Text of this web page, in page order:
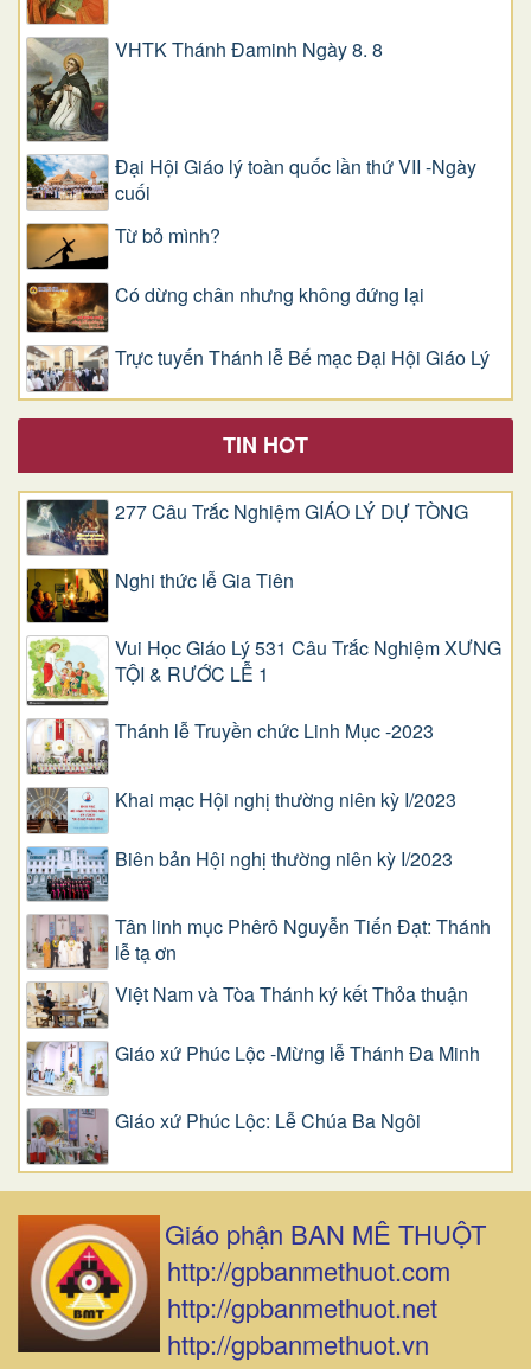
VHTK Thánh Đaminh Ngày 8. 8
Đại Hội Giáo lý toàn quốc lần thứ VII -Ngày
cuối
Từ bỏ mình?
Có dừng chân nhưng không đứng lại
Trực tuyến Thánh lễ Bế mạc Đại Hội Giáo Lý
TIN HOT
277 Câu Trắc Nghiệm GIÁO LÝ DỰ TÒNG
Nghi thức lễ Gia Tiên
Vui Học Giáo Lý 531 Câu Trắc Nghiệm XƯNG
TỘI & RƯỚC LỄ 1
Thánh lễ Truyền chức Linh Mục -2023
Khai mạc Hội nghị thường niên kỳ I/2023
Biên bản Hội nghị thường niên kỳ I/2023
Tân linh mục Phêrô Nguyễn Tiến Đạt: Thánh
lễ tạ ơn
Việt Nam và Tòa Thánh ký kết Thỏa thuận
Giáo xứ Phúc Lộc -Mừng lễ Thánh Đa Minh
Giáo xứ Phúc Lộc: Lễ Chúa Ba Ngôi
Giáo phận BAN MÊ THUỘT
http://gpbanmethuot.com
http://gpbanmethuot.net
http://gpbanmethuot.vn